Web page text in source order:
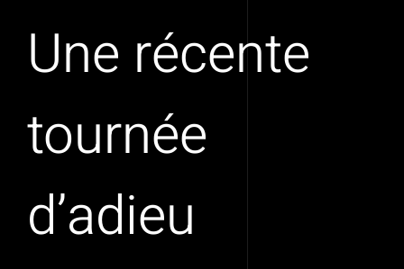
Une récente
tournée
d’adieu